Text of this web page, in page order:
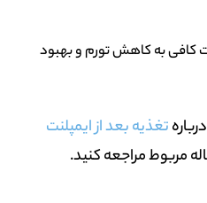
کافی به کاهش تورم و بهبود
تغذیه بعد از ایمپلنت
مربوط مراجعه کنید.